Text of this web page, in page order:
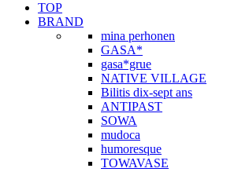
TOP
BRAND
mina perhonen
GASA*
gasa*grue
NATIVE VILLAGE
Bilitis dix-sept ans
ANTIPAST
SOWA
mudoca
humoresque
TOWAVASE